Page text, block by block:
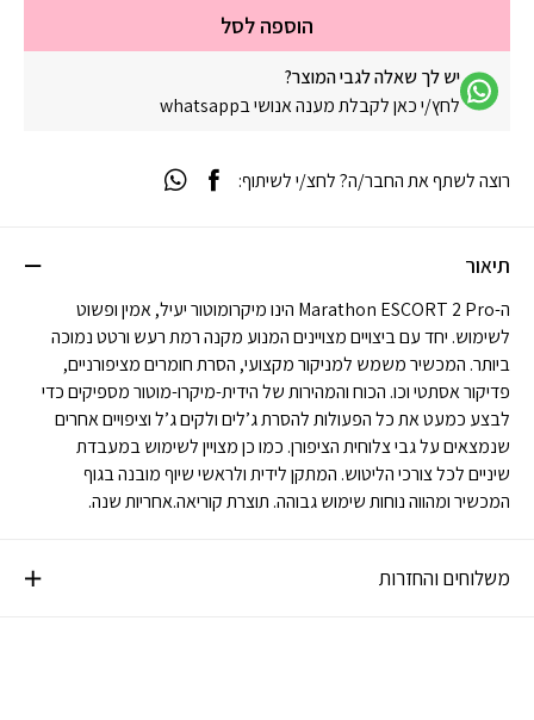
הוספה לסל
יש לך שאלה לגבי המוצר?
לחץ/י כאן לקבלת מענה אנושי בwhatsapp
תיאור
ה-Marathon ESCORT 2 Pro הינו מיקרומוטור יעיל, אמין ופשוט
לשימוש. יחד עם ביצויים מצויינים המנוע מקנה רמת רעש ורטט נמוכה
ביותר. המכשיר משמש למניקור מקצועי, הסרת חומרים מציפורניים,
פדיקור אסתטי וכו. הכוח והמהירות של הידית-מיקרו-מוטור מספיקים כדי
לבצע כמעט את כל הפעולות להסרת ג’לים ולקים ג’ל וציפויים אחרים
שנמצאים על גבי צלוחית הציפורן. כמו כן מצויין לשימוש במעבדת
שיניים לכל צורכי הליטוש. המתקן לידית ולראשי שיוף מובנה בגוף
המכשיר ומהווה נוחות שימוש גבוהה. תוצרת קוריאה.אחריות שנה.
משלוחים והחזרות
רוצה לשתף את החבר/ה? לחצ/י לשיתוף: